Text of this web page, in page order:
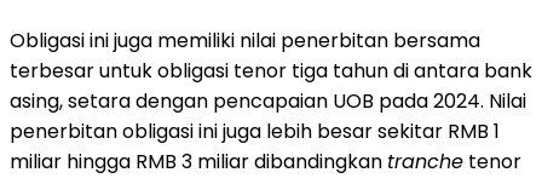
Obligasi ini juga memiliki nilai penerbitan bersama
terbesar untuk obligasi tenor tiga tahun di antara bank
asing, setara dengan pencapaian UOB pada 2024. Nilai
penerbitan obligasi ini juga lebih besar sekitar RMB 1
miliar hingga RMB 3 miliar dibandingkan tranche tenor